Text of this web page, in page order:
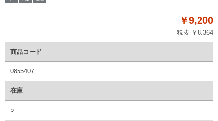
￥9,200
税抜 ￥8,364
商品コード
0855407
在庫
○